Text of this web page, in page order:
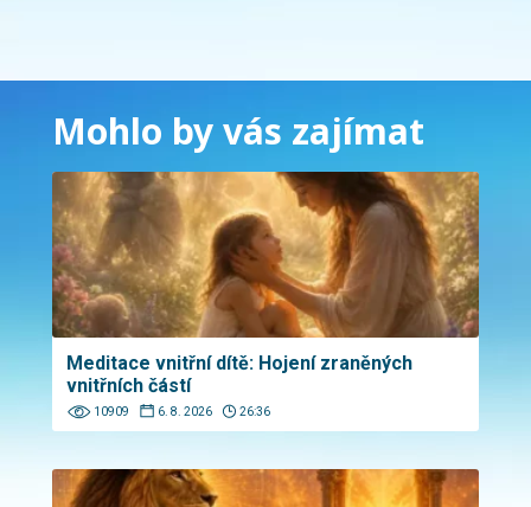
Mohlo by vás zajímat
Meditace vnitřní dítě: Hojení zraněných
vnitřních částí
10909 6. 8. 2026 26:36